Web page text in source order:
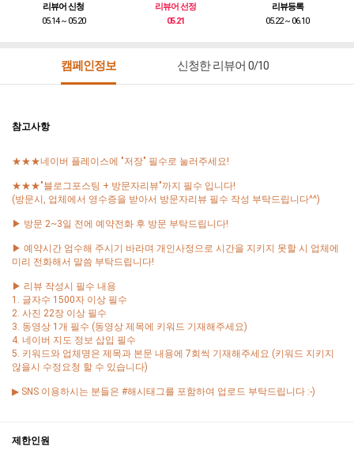
리뷰어 신청
05.14 ~ 05.20
리뷰어 선정
05.21
리뷰등록
05.22 ~ 06.10
캠페인정보 신청한 리뷰어 0/10
참고사항
★★★네이버 플레이스에 "저장" 필수로 눌러주세요!
★★★"블로그포스팅 + 방문자리뷰"까지 필수 입니다!
(방문시, 업체에서 영수증을 받아서 방문자리뷰 필수 작성 부탁드립니다^^)
▶ 방문 2~3일 전에 예약전화 후 방문 부탁드립니다!
▶ 예약시간 엄수해 주시기 바라며 개인사정으로 시간을 지키지 못할 시 업체에
미리 전화해서 말씀 부탁드립니다!
▶ 리뷰 작성시 필수 내용
1. 글자수 1500자 이상 필수
2. 사진 22장 이상 필수
3. 동영상 1개 필수 (동영상 제목에 키워드 기재해주세요)
4. 네이버 지도 정보 삽입 필수
5. 키워드와 업체명은 제목과 본문 내용에 7회씩 기재해주세요 (키워드 지키지
않을시 수정요청 할 수 있습니다)
▶ SNS 이용하시는 분들은 #해시태그를 포함하여 업로드 부탁드립니다 :-)
제한인원